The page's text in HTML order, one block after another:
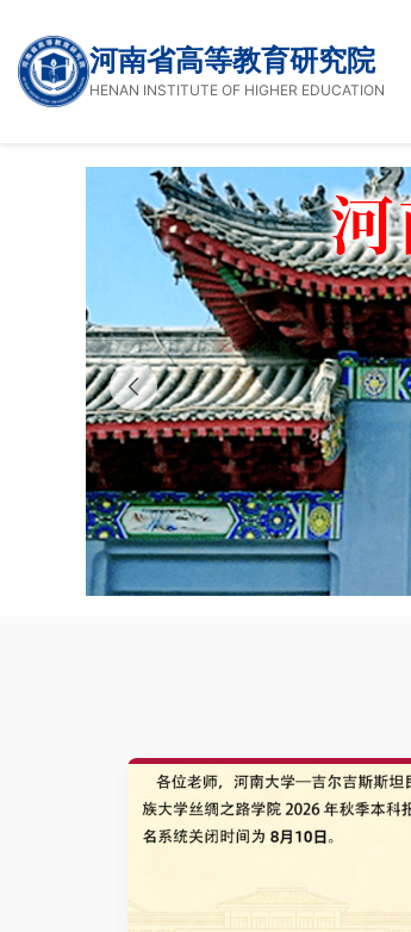
河南省高等教育研究院
HENAN INSTITUTE OF HIGHER EDUCATION